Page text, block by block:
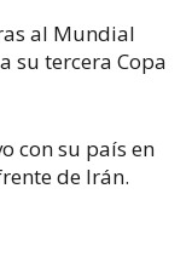
al Mundial
su tercera Copa
con su país en
de Irán.